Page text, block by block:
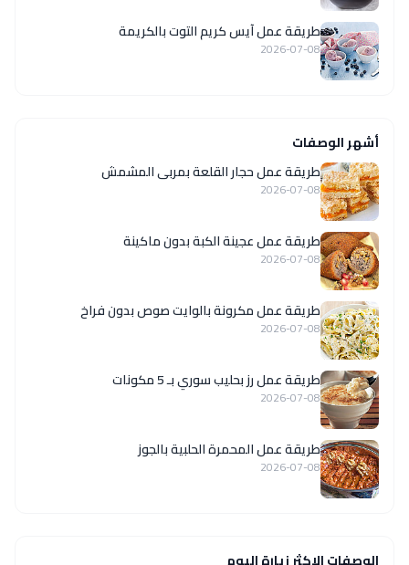
طريقة عمل آيس كريم التوت بالكريمة
2026-07-08
أشهر الوصفات
طريقة عمل حجار القلعة بمربى المشمش
2026-07-08
طريقة عمل عجينة الكبة بدون ماكينة
2026-07-08
طريقة عمل مكرونة بالوايت صوص بدون فراخ
2026-07-08
طريقة عمل رز بحليب سوري بـ 5 مكونات
2026-07-08
طريقة عمل المحمرة الحلبية بالجوز
2026-07-08
الوصفات الاكثر زيارة اليوم